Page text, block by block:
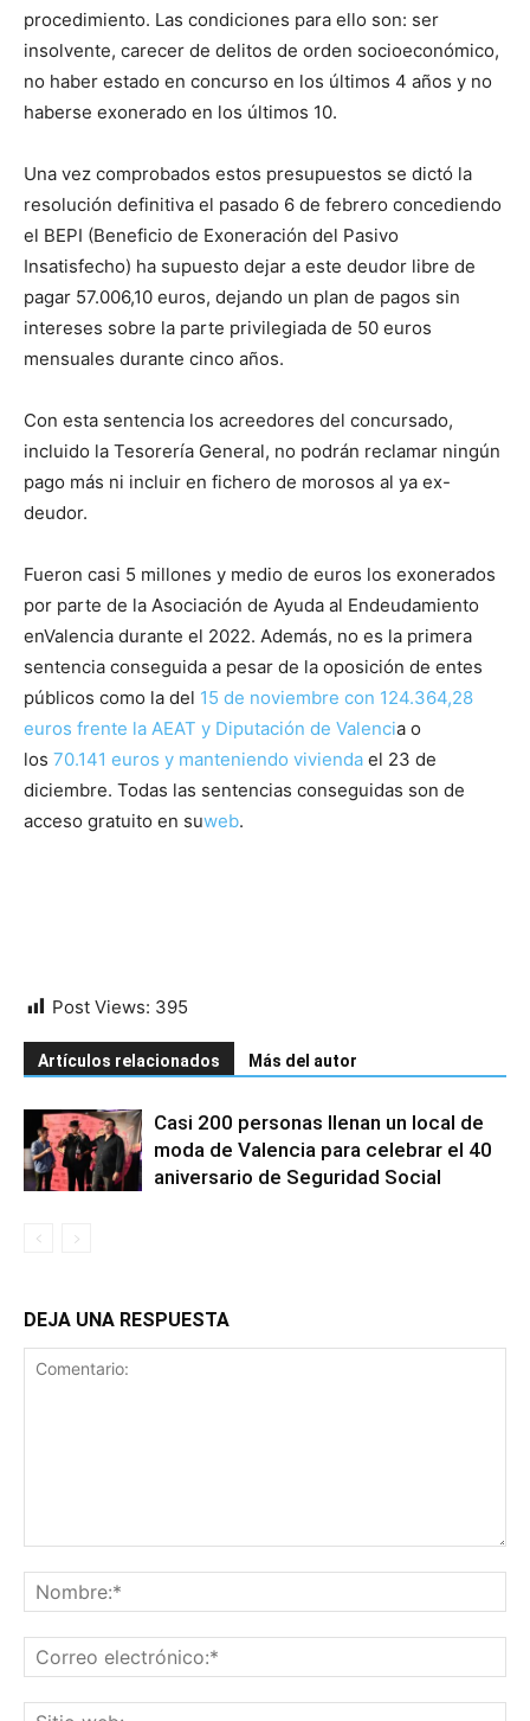
procedimiento. Las condiciones para ello son: ser
insolvente, carecer de delitos de orden socioeconómico,
no haber estado en concurso en los últimos 4 años y no
haberse exonerado en los últimos 10.
Una vez comprobados estos presupuestos se dictó la
resolución definitiva el pasado 6 de febrero concediendo
el BEPI (Beneficio de Exoneración del Pasivo
Insatisfecho) ha supuesto dejar a este deudor libre de
pagar 57.006,10 euros, dejando un plan de pagos sin
intereses sobre la parte privilegiada de 50 euros
mensuales durante cinco años.
Con esta sentencia los acreedores del concursado,
incluido la Tesorería General, no podrán reclamar ningún
pago más ni incluir en fichero de morosos al ya ex-
deudor.
Fueron casi 5 millones y medio de euros los exonerados
por parte de la Asociación de Ayuda al Endeudamiento
enValencia durante el 2022. Además, no es la primera
sentencia conseguida a pesar de la oposición de entes
públicos como la del 15 de noviembre con 124.364,28
euros frente la AEAT y Diputación de Valencia o
los 70.141 euros y manteniendo vivienda el 23 de
diciembre. Todas las sentencias conseguidas son de
acceso gratuito en suweb.
Post Views: 395
Artículos relacionados Más del autor
Casi 200 personas llenan un local de
moda de Valencia para celebrar el 40
aniversario de Seguridad Social
DEJA UNA RESPUESTA